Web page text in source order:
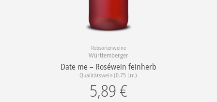
Rebsortenweine
Württemberger
Date me – Roséwein feinherb
Qualitätswein (0.75 Ltr.)
5,89 €